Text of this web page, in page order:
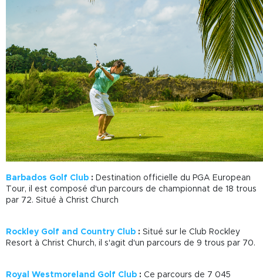
Barbados Golf Club : Destination officielle du PGA European
Tour, il est composé d'un parcours de championnat de 18 trous
par 72. Situé à Christ Church
Rockley Golf and Country Club : Situé sur le Club Rockley
Resort à Christ Church, il s'agit d'un parcours de 9 trous par 70.
Royal Westmoreland Golf Club : Ce parcours de 7 045